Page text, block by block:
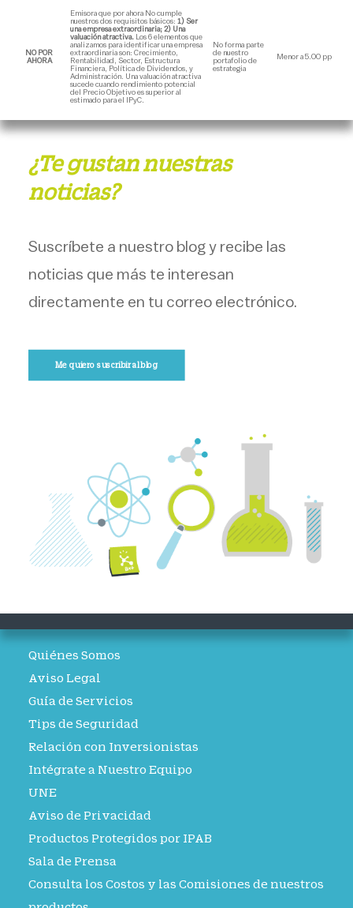
NO POR
AHORA
Emisora que por ahora No cumple
nuestros dos requisitos básicos: 1) Ser
una empresa extraordinaria; 2) Una
valuación atractiva. Los 6 elementos que
analizamos para identificar una empresa
extraordinaria son: Crecimiento,
Rentabilidad, Sector, Estructura
Financiera, Política de Dividendos, y
Administración. Una valuación atractiva
sucede cuando rendimiento potencial
del Precio Objetivo es superior al
estimado para el IPyC.
No forma parte
de nuestro
portafolio de
estrategia
Menor a 5.00 pp
¿Te gustan nuestras
noticias?
Suscríbete a nuestro blog y recibe las
noticias que más te interesan
directamente en tu correo electrónico.
Me quiero suscribir al blog
Quiénes Somos
Aviso Legal
Guía de Servicios
Tips de Seguridad
Relación con Inversionistas
Intégrate a Nuestro Equipo
UNE
Aviso de Privacidad
Productos Protegidos por IPAB
Sala de Prensa
Consulta los Costos y las Comisiones de nuestros